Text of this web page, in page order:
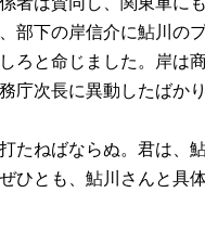
部下の岸信介に鮎川の
ろと命じました。岸は
庁次長に異動したばかり
たねばならぬ。君は、
ひとも、鮎川さんと具